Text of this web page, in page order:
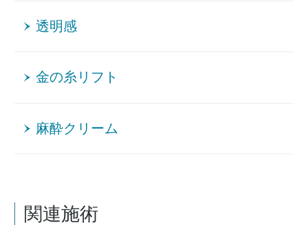
透明感
金の糸リフト
麻酔クリーム
関連施術